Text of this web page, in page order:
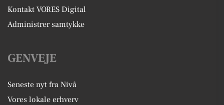
Kontakt VORES Digital
Administrer samtykke
GENVEJE
Seneste nyt fra Nivå
Vores lokale erhverv